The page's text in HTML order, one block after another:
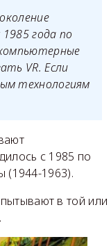
года по
VR. Если
технологиям
с 1985 по
(1944-1963).
в той или